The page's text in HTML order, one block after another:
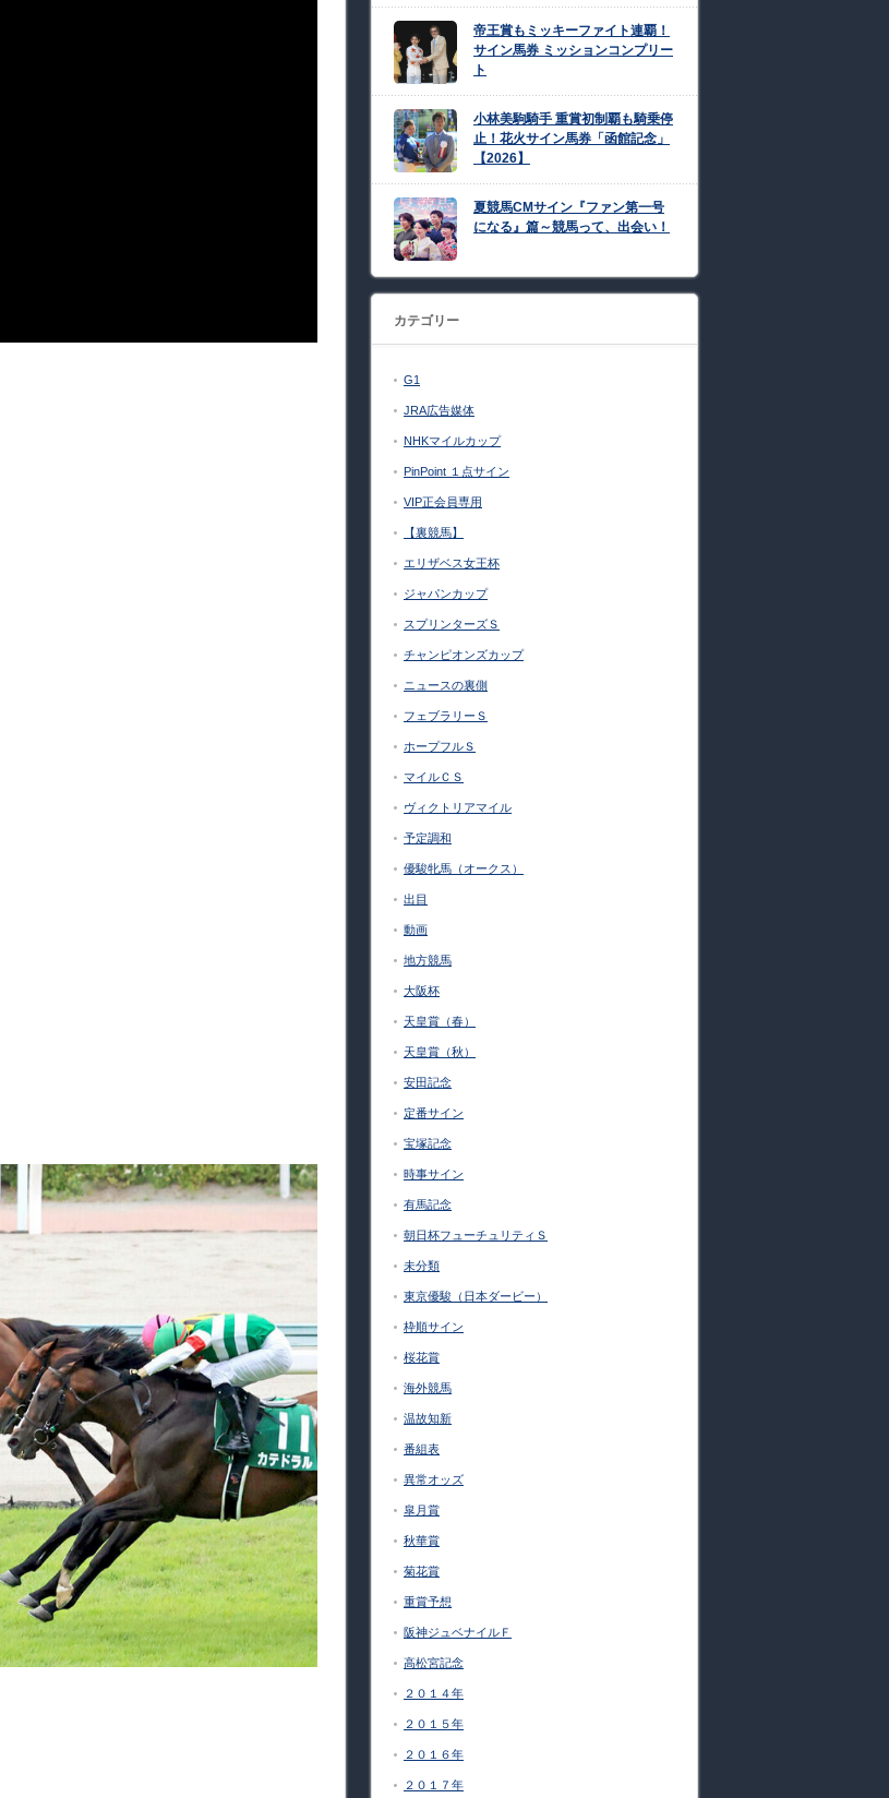
帝王賞もミッキーファイト連覇！
サイン馬券 ミッションコンプリー
ト
小林美駒騎手 重賞初制覇も騎乗停
止！花火サイン馬券「函館記念」
【2026】
夏競馬CMサイン『ファン第一号
になる』篇～競馬って、出会い！
カテゴリー
G1
JRA広告媒体
NHKマイルカップ
PinPoint １点サイン
VIP正会員専用
【裏競馬】
エリザベス女王杯
ジャパンカップ
スプリンターズＳ
チャンピオンズカップ
ニュースの裏側
フェブラリーＳ
ホープフルＳ
マイルＣＳ
ヴィクトリアマイル
予定調和
優駿牝馬（オークス）
出目
動画
地方競馬
大阪杯
天皇賞（春）
天皇賞（秋）
安田記念
定番サイン
宝塚記念
時事サイン
有馬記念
朝日杯フューチュリティＳ
未分類
東京優駿（日本ダービー）
枠順サイン
桜花賞
海外競馬
温故知新
番組表
異常オッズ
皐月賞
秋華賞
菊花賞
重賞予想
阪神ジュベナイルＦ
高松宮記念
２０１４年
２０１５年
２０１６年
２０１７年